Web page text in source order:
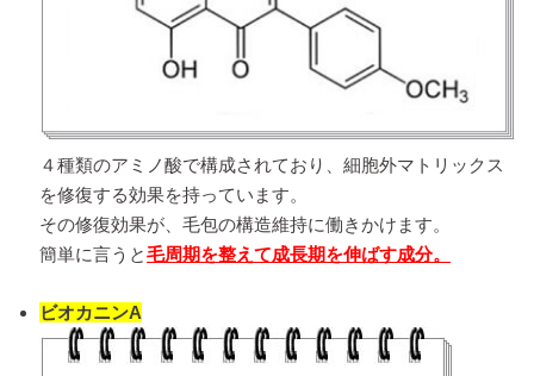
４種類のアミノ酸で構成されており、細胞外マトリックス
を修復する効果を持っています。
その修復効果が、毛包の構造維持に働きかけます。
簡単に言うと毛周期を整えて成長期を伸ばす成分。
ビオカニンA